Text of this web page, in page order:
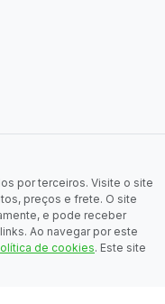
por terceiros. Visite o site
preços e frete. O site
e pode receber
Ao navegar por este
de cookies. Este site